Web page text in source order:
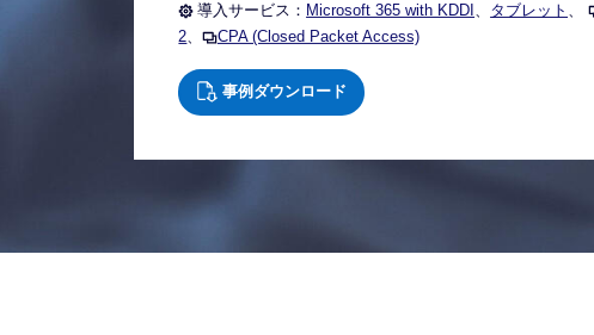
導入サービス： Microsoft 365 with KDDI 、 タブレット 、
2、 CPA (Closed Packet Access)
事例ダウンロード
09